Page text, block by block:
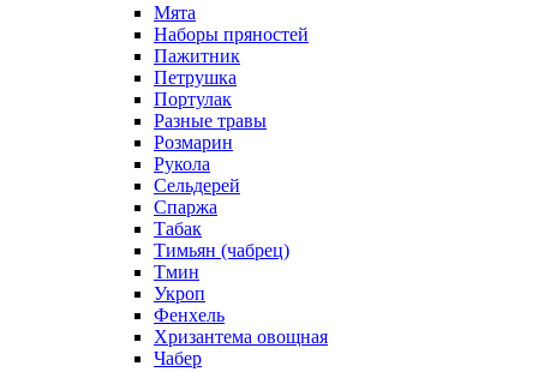
Мята
Наборы пряностей
Пажитник
Петрушка
Портулак
Разные травы
Розмарин
Рукола
Сельдерей
Спаржа
Табак
Тимьян (чабрец)
Тмин
Укроп
Фенхель
Хризантема овощная
Чабер